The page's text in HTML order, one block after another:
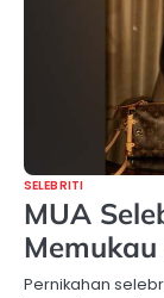
SELEBRITI
MUA
Pernikahan